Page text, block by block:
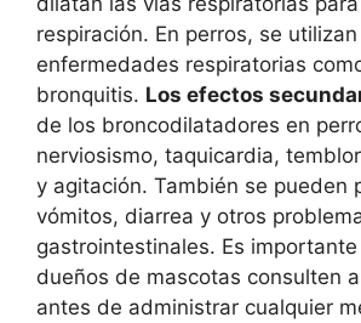
respiración. En perros, se
enfermedades respiratorias
bronquitis. Los efectos
de los broncodilatadores en
nerviosismo, taquicardia,
y agitación. También se pueden
vómitos, diarrea y otros
gastrointestinales. Es
dueños de mascotas consulten
antes de administrar cualquier